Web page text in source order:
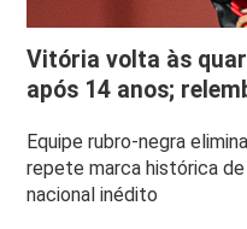
Vitória volta às
após 14 anos;
Equipe rubro-negra
repete marca histórica
nacional inédito